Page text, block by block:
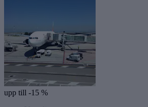
upp till -15 %